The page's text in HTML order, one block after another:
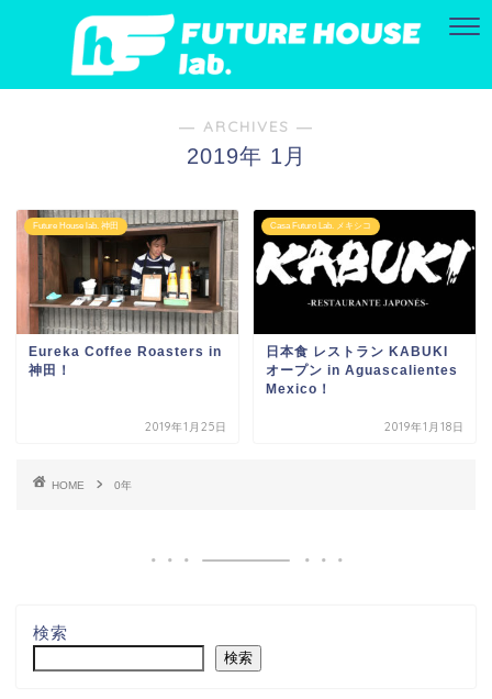
― ARCHIVES ―
2019年 1月
Future House lab. 神田
Eureka Coffee Roasters in
神田！
2019年1月25日
Casa Futuro Lab. メキシコ
日本食 レストラン KABUKI
オープン in Aguascalientes
Mexico！
2019年1月18日
HOME 0年
検索
検索